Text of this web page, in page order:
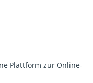
Plattform zur Online-